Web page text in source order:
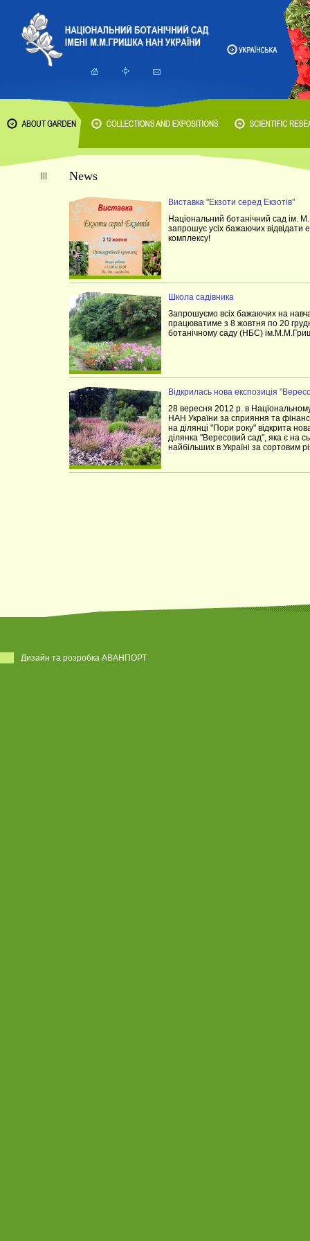
News
Виставка "Екзоти серед Екзотів"
Національний ботанічний сад ім.
запрошує усіх бажаючих відвідати
комплексу!
Школа садівника
Запрошуємо всіх бажаючих на
працюватиме з 8 жовтня по 20
ботанічному саду (НБС)
Відкрилась нова експозиція
28 вересня 2012 р. в
НАН України за сприяння та
на ділянці "Пори року" відкрита
ділянка "Вересовий сад", яка є на
найбільших в Україні за сортовим
Дизайн та розробка АВАНПОРТ